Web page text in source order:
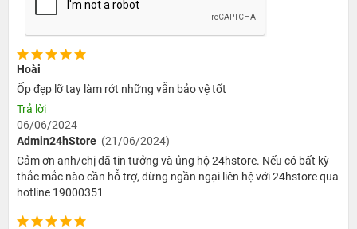
Hoài
Ốp đẹp lỡ tay làm rớt những vẫn bảo vệ tốt
Trả lời
06/06/2024
Admin24hStore (21/06/2024)
Cảm ơn anh/chị đã tin tưởng và ủng hộ 24hstore. Nếu có bất kỳ
thắc mắc nào cần hỗ trợ, đừng ngần ngại liên hệ với 24hstore qua
hotline 19000351